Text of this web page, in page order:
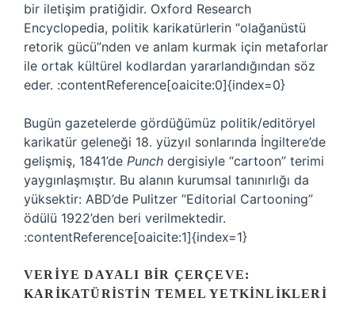
bir iletişim pratiğidir. Oxford Research
Encyclopedia, politik karikatürlerin “olağanüstü
retorik gücü”nden ve anlam kurmak için metaforlar
ile ortak kültürel kodlardan yararlandığından söz
eder. :contentReference[oaicite:0]{index=0}
Bugün gazetelerde gördüğümüz politik/editöryel
karikatür geleneği 18. yüzyıl sonlarında İngiltere’de
gelişmiş, 1841’de Punch dergisiyle “cartoon” terimi
yaygınlaşmıştır. Bu alanın kurumsal tanınırlığı da
yüksektir: ABD’de Pulitzer “Editorial Cartooning”
ödülü 1922’den beri verilmektedir.
:contentReference[oaicite:1]{index=1}
VERIYE DAYALI BIR ÇERÇEVE:
KARIKATÜRISTIN TEMEL YETKINLIKLERI